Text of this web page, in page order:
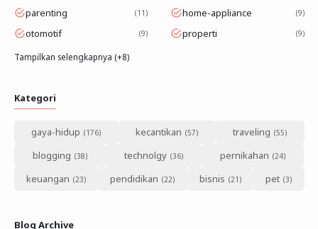
parenting 11 home-appliance 9
otomotif 9 properti 9
Tampilkan selengkapnya (+8)
Kategori
gaya-hidup kecantikan
traveling
blogging
technolgy
pernikahan
keuangan
pendidikan bisnis pet
Blog Archive